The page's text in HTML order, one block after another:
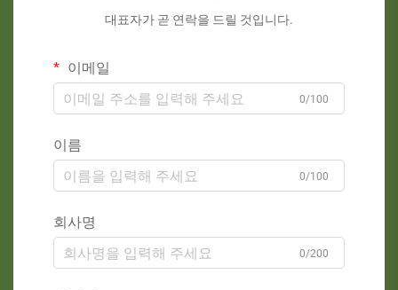
대표자가 곧 연락을 드릴 것입니다.
이메일
0/100
이름
0/100
회사명
0/200